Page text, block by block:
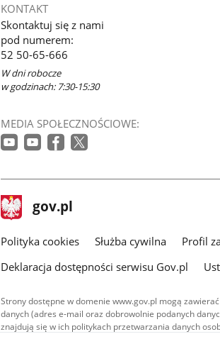
się
w
nowym
oknie
KONTAKT
Skontaktuj się z nami
pod numerem:
52 50-65-666
W dni robocze
w godzinach: 7:30-15:30
MEDIA SPOŁECZNOŚCIOWE:
stopka
gov.pl Strona
gov.pl
gov.pl
Polityka cookies Służba cywilna Profil
Deklaracja dostępności serwisu Gov.pl
Strony dostępne w domenie www.gov.pl mogą
danych (adres e-mail oraz dobrowolnie podanych
znajdują się w ich politykach przetwarzania danych